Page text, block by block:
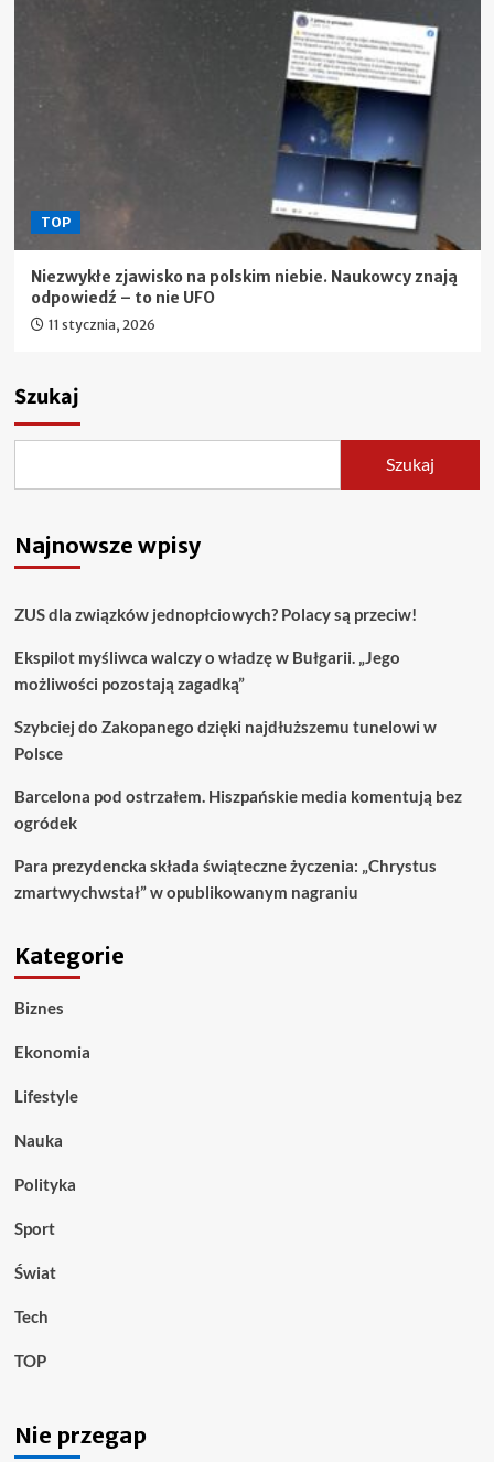
TOP
Niezwykłe zjawisko na polskim niebie. Naukowcy znają
odpowiedź – to nie UFO
11 stycznia, 2026
Szukaj
Szukaj
Najnowsze wpisy
ZUS dla związków jednopłciowych? Polacy są przeciw!
Ekspilot myśliwca walczy o władzę w Bułgarii. „Jego
możliwości pozostają zagadką”
Szybciej do Zakopanego dzięki najdłuższemu tunelowi w
Polsce
Barcelona pod ostrzałem. Hiszpańskie media komentują bez
ogródek
Para prezydencka składa świąteczne życzenia: „Chrystus
zmartwychwstał” w opublikowanym nagraniu
Kategorie
Biznes
Ekonomia
Lifestyle
Nauka
Polityka
Sport
Świat
Tech
TOP
Nie przegap